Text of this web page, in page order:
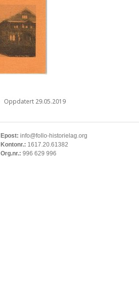
Oppdatert 29.05.2019
Epost: info@follo-historielag.org
Kontonr.: 1617.20.61382
Org.nr.: 996 629 996